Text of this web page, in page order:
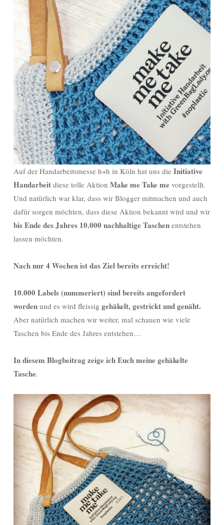
Auf der Handarbeitsmesse h+h in Köln hat uns die Initiative
Handarbeit diese tolle Aktion Make me Take me vorgestellt.
Und natürlich war klar, dass wir Blogger mitmachen und auch
dafür sorgen möchten, dass diese Aktion bekannt wird und wir
bis Ende des Jahres 10.000 nachhaltige Taschen entstehen
lassen möchten.
Nach nur 4 Wochen ist das Ziel bereits erreicht!
10.000 Labels (nummeriert) sind bereits angefordert
worden und es wird fleissig gehäkelt, gestrickt und genäht.
Aber natürlich machen wir weiter, mal schauen wie viele
Taschen bis Ende des Jahres entstehen…
In diesem Blogbeitrag zeige ich Euch meine gehäkelte
Tasche.